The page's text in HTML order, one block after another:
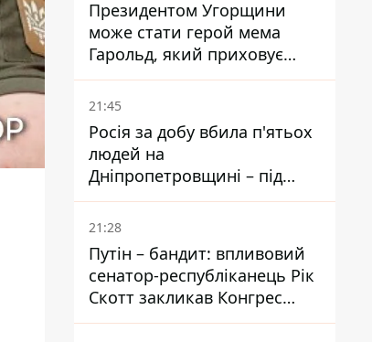
Президентом Угорщини
може стати герой мема
Гарольд, який приховує
біль – він очолив народне
голосування
21:45
Росія за добу вбила п'ятьох
людей на
Дніпропетровщині – під
ударами опинилися п'ять
районів області
21:28
Путін – бандит: впливовий
сенатор-республіканець Рік
Скотт закликав Конгрес
притягнути РФ до